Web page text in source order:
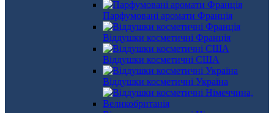
Парфумовані аромати Франція
Віддушки косметичні Франція
Віддушки косметичні США
Віддушки косметичні Україна